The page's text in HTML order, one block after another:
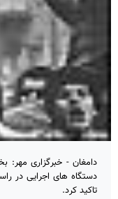
دامغان - خبرگزاری مهر:
دستگاه های اجرایی در
تاکید کرد.